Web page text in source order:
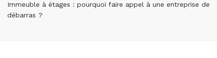
Immeuble à étages : pourquoi faire appel à une entreprise de
débarras ?